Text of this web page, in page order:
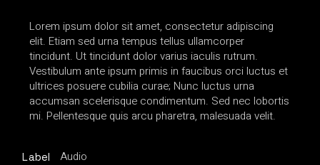
Lorem ipsum dolor sit amet, consectetur adipiscing
elit. Etiam sed urna tempus tellus ullamcorper
tincidunt. Ut tincidunt dolor varius iaculis rutrum.
Vestibulum ante ipsum primis in faucibus orci luctus et
ultrices posuere cubilia curae; Nunc luctus urna
accumsan scelerisque condimentum. Sed nec lobortis
mi. Pellentesque quis arcu pharetra, malesuada velit.
Label Audio